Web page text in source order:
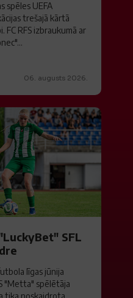
spēles UEFA
trešajā kārtā
FC RFS izbraukumā ar
06. augusts 2026.
SFL
līgas jūnija
"Metta" spēlētāja
tika noskaidrota